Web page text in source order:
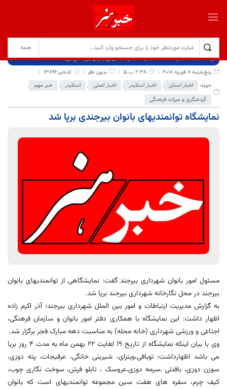
برگ نخست نوشته‌ها
نمایشگاه توانمندیهای بانوان بیرجندی برپا شد
پنج‌شنبه 8 فوریه 2018
2:38 ب.ظ بدون نظر
کدخبر:13896
حوزه:
اخبار استان , اخبار اسلایدر , اخبار اصلی , اسلایدر , خبر مهم ,
گردشگری و میراث فرهنگی
نمایشگاه توانمندیهای بانوان بیرجندی برپا شد
مسئول امور بانوان شهرداری بیرجند گفت: نمایشگاهی از توانمندیهای بانوان
بیرجند در محل نگارخانه شهرداری بیرجند برپا شد.
به گزارش مدیریت ارتباطات و امور بین الملل شهرداری بیرجند؛ آذر اکرم زاده
اظهار داشت: این نمایشگاه با همکاری دفتر امور بانوان و سازمان فرهنگی،
اجتاعی و ورزشی شهرداری (خانه محله) به مناسبت دهه مبارک فجر برگزار شد.
وی با بیان اینکه نمایشگاه از تاریخ 19 لغایت 22 بهمن ماه به مدت 4 روز برپا
می باشد اظهارداشت: توبافی،ویترای، شیرینی خانگی، عرقیجات، پته دوزی،
سوزن دوزی، بافتنی ،سرمه دوزی،عروسک ، تابلو فرش، سوخت نگاری چوب،
کیف چرم، سفره های هفت سین مجموعه توانمندیهای است که بانوان